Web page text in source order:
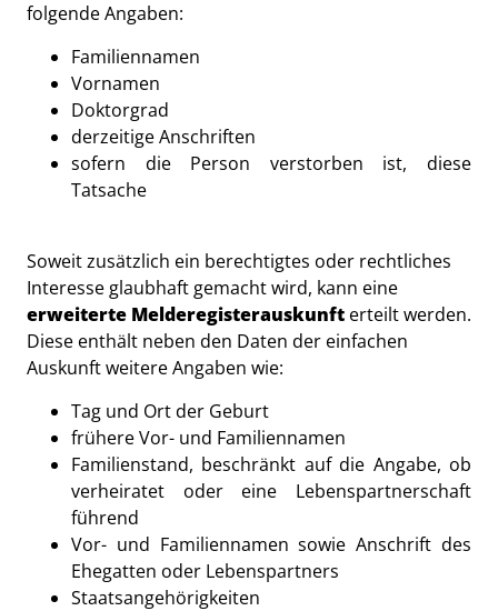
folgende Angaben:
Familiennamen
Vornamen
Doktorgrad
derzeitige Anschriften
sofern die Person verstorben ist, diese
Tatsache
Soweit zusätzlich ein berechtigtes oder rechtliches
Interesse glaubhaft gemacht wird, kann eine
erweiterte Melderegisterauskunft erteilt werden.
Diese enthält neben den Daten der einfachen
Auskunft weitere Angaben wie:
Tag und Ort der Geburt
frühere Vor- und Familiennamen
Familienstand, beschränkt auf die Angabe, ob
verheiratet oder eine Lebenspartnerschaft
führend
Vor- und Familiennamen sowie Anschrift des
Ehegatten oder Lebenspartners
Staatsangehörigkeiten